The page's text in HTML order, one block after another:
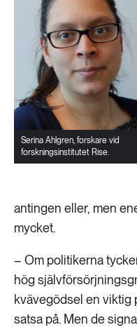
Serina Ahlgren, forskare vid
forskningsinstitutet Rise.
antingen eller, men
mycket.
– Om politikerna
hög
kvävegödsel en viktig
satsa på. Men de